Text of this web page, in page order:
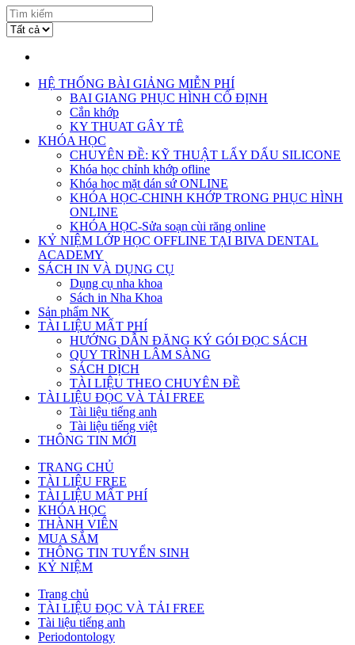
HỆ THỐNG BÀI GIẢNG MIỄN PHÍ
BAI GIANG PHỤC HÌNH CỐ ĐỊNH
Cắn khớp
KY THUAT GÂY TÊ
KHÓA HỌC
CHUYÊN ĐỀ: KỸ THUẬT LẤY DẤU SILICONE
Khóa học chỉnh khớp ofline
Khóa học mặt dán sứ ONLINE
KHÓA HỌC-CHINH KHỚP TRONG PHỤC HÌNH
ONLINE
KHÓA HỌC-Sửa soạn cùi răng online
KỶ NIỆM LỚP HỌC OFFLINE TẠI BIVA DENTAL
ACADEMY
SÁCH IN VÀ DỤNG CỤ
Dụng cụ nha khoa
Sách in Nha Khoa
Sản phẩm NK
TÀI LIỆU MẤT PHÍ
HƯỚNG DẪN ĐĂNG KÝ GÓI ĐỌC SÁCH
QUY TRÌNH LÂM SÀNG
SÁCH DỊCH
TÀI LIỆU THEO CHUYÊN ĐỀ
TÀI LIỆU ĐỌC VÀ TẢI FREE
Tài liệu tiếng anh
Tài liệu tiếng việt
THÔNG TIN MỚI
TRANG CHỦ
TÀI LIỆU FREE
TÀI LIỆU MẤT PHÍ
KHÓA HỌC
THÀNH VIÊN
MUA SẮM
THÔNG TIN TUYỂN SINH
KỶ NIỆM
Trang chủ
TÀI LIỆU ĐỌC VÀ TẢI FREE
Tài liệu tiếng anh
Periodontology